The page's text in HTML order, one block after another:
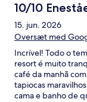
10/10
15. jun. 2026
Oversæt med
Incrível! Todo o
resort é muito
café da manhã
tapiocas
cama e banho de